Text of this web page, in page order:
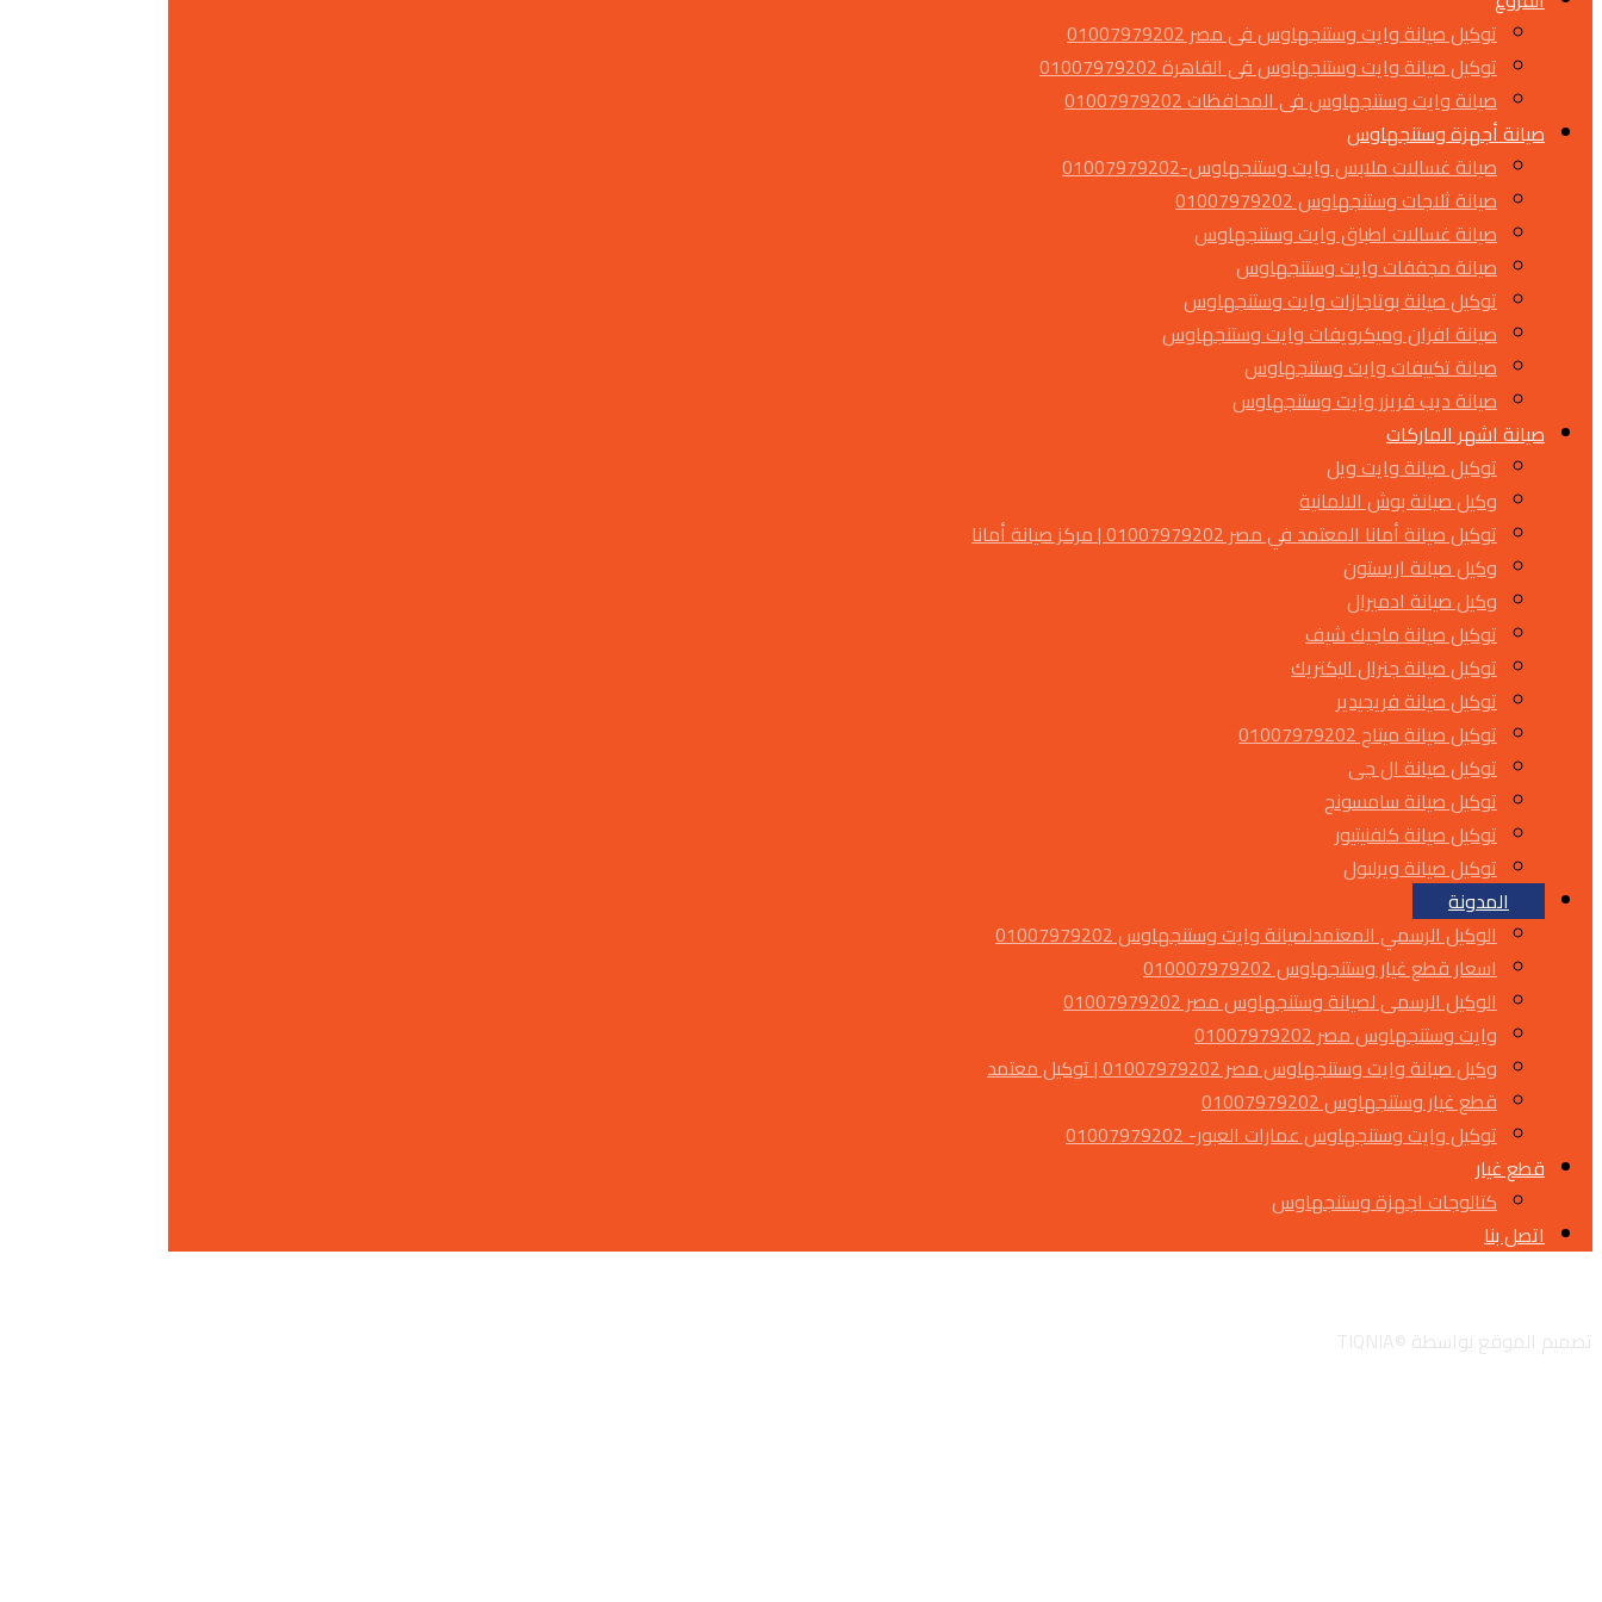
توكيل صيانة وايت وستنجهاوس فى مصر 01007979202
توكيل صيانة وايت وستنجهاوس فى القاهرة 01007979202
صيانة وايت وستنجهاوس فى المحافظات 01007979202
صيانة أجهزة وستنجهاوس
صيانة غسالات ملابس وايت وستنجهاوس-01007979202
صيانة ثلاجات وستنجهاوس 01007979202
صيانة غسالات اطباق وايت وستنجهاوس
صيانة مجففات وايت وستنجهاوس
توكيل صيانة بوتاجازات وايت وستنجهاوس
صيانة افران وميكرويفات وايت وستنجهاوس
صيانة تكييفات وايت وستنجهاوس
صيانة ديب فريزر وايت وستنجهاوس
صيانة اشهر الماركات
توكيل صيانة وايت ويل
وكيل صيانة بوش الالمانية
توكيل صيانة أمانا المعتمد في مصر 01007979202 | مركز صيانة أمانا
وكيل صيانة اريستون
وكيل صيانة ادميرال
توكيل صيانة ماجيك شيف
توكيل صيانة جنرال اليكتريك
توكيل صيانة فريجيدير
توكيل صيانة ميتاج 01007979202
توكيل صيانة ال جى
توكيل صيانة سامسونج
توكيل صيانة كلفنيتيور
توكيل صيانة ويرلبول
المدونة
الوكيل الرسمي المعتمدلصيانة وايت وستنجهاوس 01007979202
اسعار قطع غيار وستنجهاوس 010007979202
الوكيل الرسمى لصيانة وستنجهاوس مصر 01007979202
وايت وستنجهاوس مصر 01007979202
وكيل صيانة وايت وستنجهاوس مصر 01007979202 | توكيل معتمد
قطع غيار وستنجهاوس 01007979202
توكيل وايت وستنجهاوس عمارات العبور- 01007979202
قطع غيار
كتالوجات اجهزة وستنجهاوس
اتصل بنا